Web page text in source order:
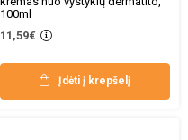
100ml
11,59€
Įdėti į krepšelį